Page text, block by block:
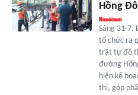
Hồng Đô
Sáng 31-7,
tổ chức ra
trật tự đô
đường
hiện kế
thị, góp